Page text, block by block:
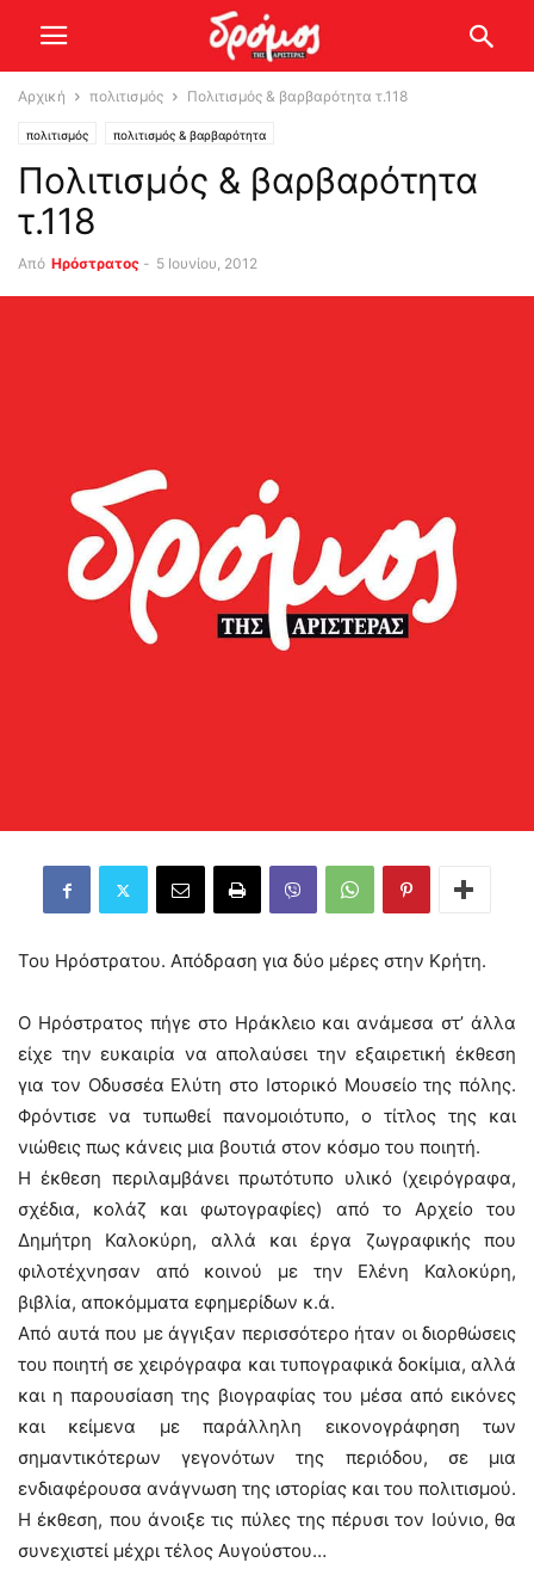
Αρχική πολιτισμός Πολιτισμός & βαρβαρότητα τ.118
πολιτισμός πολιτισμός & βαρβαρότητα
Πολιτισμός & βαρβαρότητα
τ.118
Από Ηρόστρατος - 5 Ιουνίου, 2012
Του Ηρόστρατου. Απόδραση για δύο μέρες στην Κρήτη.
Ο Ηρόστρατος πήγε στο Ηράκλειο και ανάμεσα στ’ άλλα
είχε την ευκαιρία να απολαύσει την εξαιρετική έκθεση
για τον Οδυσσέα Ελύτη στο Ιστορικό Μουσείο της πόλης.
Φρόντισε να τυπωθεί πανομοιότυπο, ο τίτλος της και
νιώθεις πως κάνεις μια βουτιά στον κόσμο του ποιητή.
Η έκθεση περιλαμβάνει πρωτότυπο υλικό (χειρόγραφα,
σχέδια, κολάζ και φωτογραφίες) από το Αρχείο του
Δημήτρη Καλοκύρη, αλλά και έργα ζωγραφικής που
φιλοτέχνησαν από κοινού με την Ελένη Καλοκύρη,
βιβλία, αποκόμματα εφημερίδων κ.ά.
Από αυτά που με άγγιξαν περισσότερο ήταν οι διορθώσεις
του ποιητή σε χειρόγραφα και τυπογραφικά δοκίμια, αλλά
και η παρουσίαση της βιογραφίας του μέσα από εικόνες
και κείμενα με παράλληλη εικονογράφηση των
σημαντικότερων γεγονότων της περιόδου, σε μια
ενδιαφέρουσα ανάγνωση της ιστορίας και του πολιτισμού.
Η έκθεση, που άνοιξε τις πύλες της πέρυσι τον Ιούνιο, θα
συνεχιστεί μέχρι τέλος Αυγούστου…